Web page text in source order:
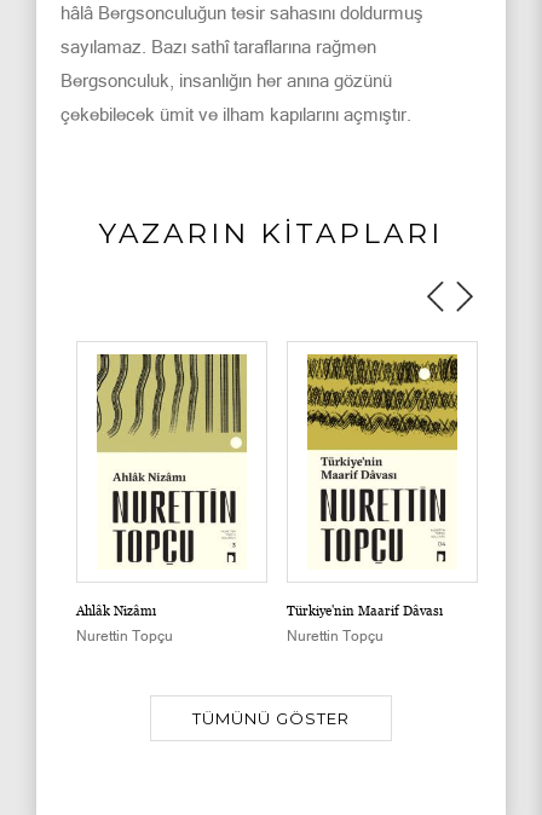
hâlâ Bergsonculuğun tesir sahasını doldurmuş
sayılamaz. Bazı sathî taraflarına rağmen
Bergsonculuk, insanlığın her anına gözünü
çekebilecek ümit ve ilham kapılarını açmıştır.
YAZARIN KİTAPLARI
Ahlâk Nizâmı
Nurettin Topçu
Türkiye'nin Maarif Dâvası
Nurettin Topçu
TÜMÜNÜ GÖSTER